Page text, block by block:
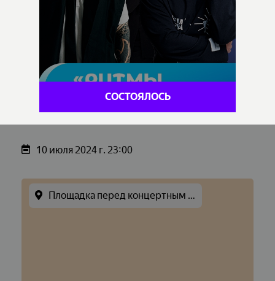
СОСТОЯЛОСЬ
10 июля 2024 г. 23:00
Площадка перед концертным залом «ВИТЕБСК»